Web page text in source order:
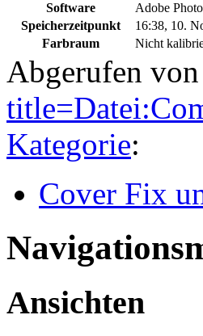
Software
Adobe
Speicherzeitpunkt
16:38, 10.
Farbraum
Nicht
Abgerufen von
Kategorie:
Cover Fix
Ansichten